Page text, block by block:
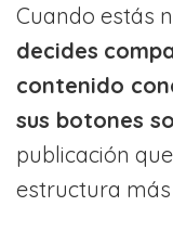
Cuando estás
decides
contenido
sus botones
publicación
estructura